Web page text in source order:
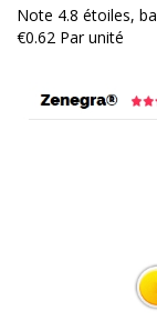
Note 4.8 étoiles,
€0.62 Par unité